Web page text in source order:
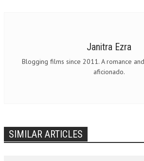
Janitra Ezra
Blogging films since 2011. A romance
aficionado.
SIMILAR ARTICLES